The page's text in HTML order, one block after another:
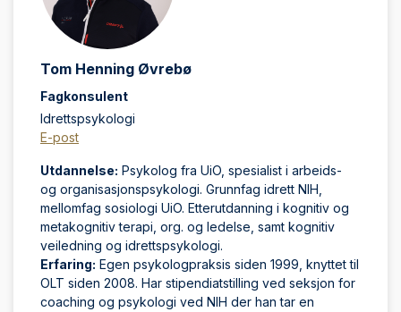
Tom Henning Øvrebø
Fagkonsulent
Idrettspsykologi
E-post
Utdannelse: Psykolog fra UiO, spesialist i arbeids-
og organisasjonspsykologi. Grunnfag idrett NIH,
mellomfag sosiologi UiO. Etterutdanning i kognitiv og
metakognitiv terapi, org. og ledelse, samt kognitiv
veiledning og idrettspsykologi.
Erfaring: Egen psykologpraksis siden 1999, knyttet til
OLT siden 2008. Har stipendiatstilling ved seksjon for
coaching og psykologi ved NIH der han tar en